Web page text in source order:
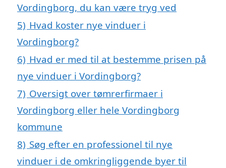
Vordingborg, du kan være tryg ved
5) Hvad koster nye vinduer i
Vordingborg?
6) Hvad er med til at bestemme prisen på
nye vinduer i Vordingborg?
7) Oversigt over tømrerfirmaer i
Vordingborg eller hele Vordingborg
kommune
8) Søg efter en professionel til nye
vinduer i de omkringliggende byer til